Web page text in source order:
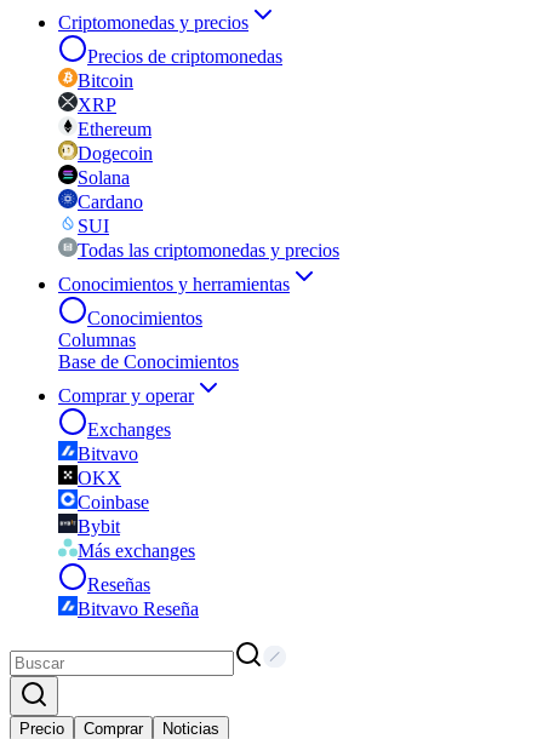
Criptomonedas y precios
Precios de criptomonedas
Bitcoin
XRP
Ethereum
Dogecoin
Solana
Cardano
SUI
Todas las criptomonedas y precios
Conocimientos y herramientas
Conocimientos
Columnas
Base de Conocimientos
Comprar y operar
Exchanges
Bitvavo
OKX
Coinbase
Bybit
Más exchanges
Reseñas
Bitvavo Reseña
Precio Comprar Noticias